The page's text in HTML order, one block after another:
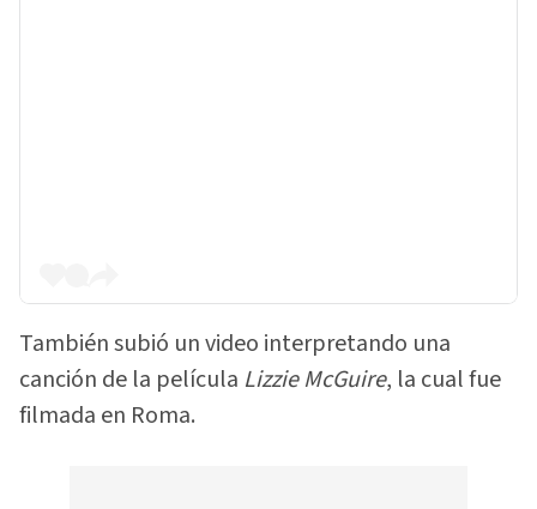
También subió un video interpretando una
canción de la película Lizzie McGuire, la cual fue
filmada en Roma.